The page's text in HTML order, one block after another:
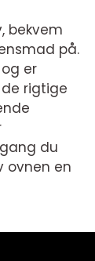
bekvem
på.
er
rigtige
du
ovnen en